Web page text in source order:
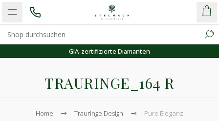
30 Tage Rückgaberecht
TRAURINGE_164 R
Home Trauringe Design Pure Eleganz